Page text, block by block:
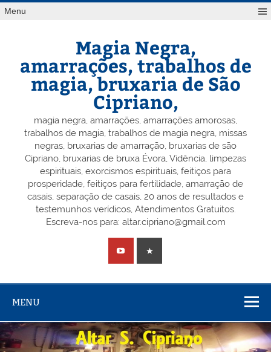
Skip
toMenu
Magia Negra,
amarrações, trabalhos de
magia, bruxaria de São
Cipriano,
magia negra, amarrações, amarrações amorosas,
trabalhos de magia, trabalhos de magia negra, missas
negras, bruxarias de amarração, bruxarias de são
Cipriano, bruxarias de bruxa Évora, Vidência, limpezas
espirituais, exorcismos espirituais, feitiços para
prosperidade, feitiços para fertilidade, amarração de
casais, separação de casais, 20 anos de resultados e
testemunhos verídicos, Atendimentos Gratuitos.
Escreva-nos para: altar.cipriano@gmail.com
MENU